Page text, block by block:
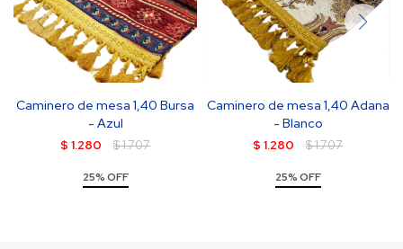
Caminero de mesa 1,40 Bursa
- Azul
$ 1.280 $1.707
25% OFF
Caminero de mesa 1,40 Adana
- Blanco
$ 1.280 $1.707
25% OFF